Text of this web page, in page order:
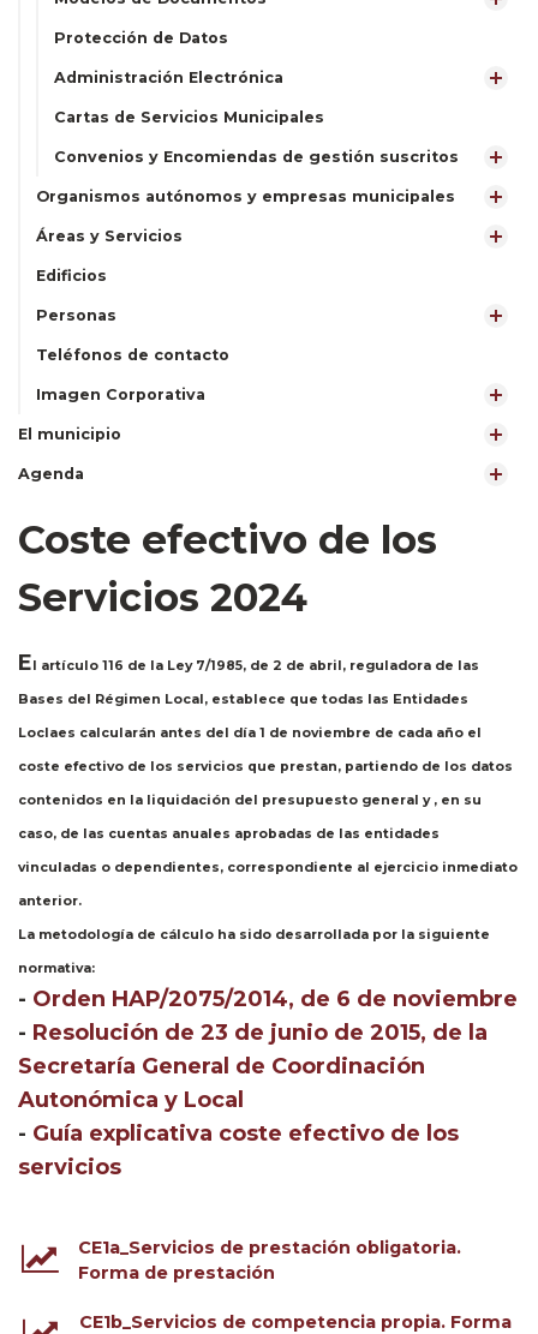
Protección de Datos
Administración Electrónica
Cartas de Servicios Municipales
Convenios y Encomiendas de gestión suscritos
Organismos autónomos y empresas municipales
Áreas y Servicios
Edificios
Personas
Teléfonos de contacto
Imagen Corporativa
El municipio
Agenda
Coste efectivo de los
Servicios 2024
​E l artículo 116 de la Ley 7/1985, de 2 de abril, reguladora de las
Bases del Régimen Local, establece que todas las Entidades
Loclaes calcularán antes del día 1 de noviembre de cada año el
coste efectivo de los servicios que prestan, partiendo de los datos
contenidos en la liquidación del presupuesto general y , en su
caso, de las cuentas anuales aprobadas de las entidades
vinculadas o dependientes, correspondiente al ejercicio inmediato
anterior.
La metodología de cálculo ha sido desarrollada por la siguiente
normativa:
- Orden HAP/2075/2014, de 6 de noviembre
- Resolución de 23 de junio de 2015, de la
Secretaría General de Coordinación
Autonómica y Local
- Guía explicativa coste efectivo de los
servicios
CE1a_Servicios de prestación obligatoria.
Forma de prestación
CE1b_Servicios de competencia propia. Forma